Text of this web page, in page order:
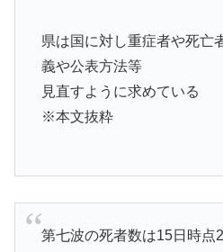
県は国に対し重症者や死亡
義や公表方法等
見直すように求めている
※本文抜粋
第七波の死者数は15日時点